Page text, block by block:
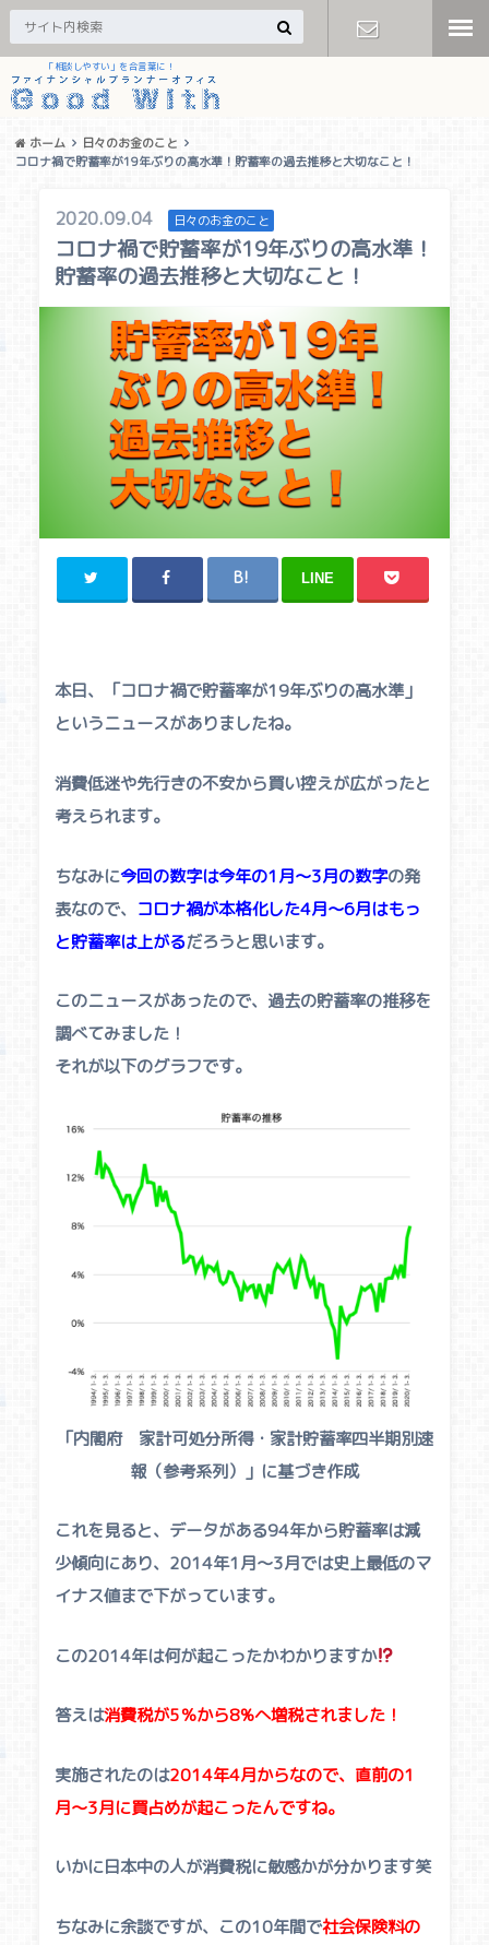
「相談しやすい」を合言葉に！
ホーム
日々のお金のこと
コロナ禍で貯蓄率が19年ぶりの高水準！貯蓄率の過去推移と大切なこと！
2020.09.04 日々のお金のこと
コロナ禍で貯蓄率が19年ぶりの高水準！
貯蓄率の過去推移と大切なこと！
LINE
本日、「コロナ禍で貯蓄率が19年ぶりの高水準」
というニュースがありましたね。
消費低迷や先行きの不安から買い控えが広がったと
考えられます。
ちなみに今回の数字は今年の1月〜3月の数字の発
表なので、 コロナ禍が本格化した4月〜6月はもっ
と貯蓄率は上がるだろうと思います。
このニュースがあったので、過去の貯蓄率の推移を
調べてみました！
それが以下のグラフです。
「内閣府 家計可処分所得・家計貯蓄率四半期別速
報（参考系列）」に基づき作成
これを見ると、データがある94年から貯蓄率は減
少傾向にあり、2014年1月〜3月では史上最低のマ
イナス値まで下がっています。
この2014年は何が起こったかわかりますか
答えは消費税が5％から8%へ増税されました！
実施されたのは2014年4月からなので、直前の1
月〜3月に買占めが起こったんですね。
いかに日本中の人が消費税に敏感かが分かります笑
ちなみに余談ですが、この10年間で社会保険料の